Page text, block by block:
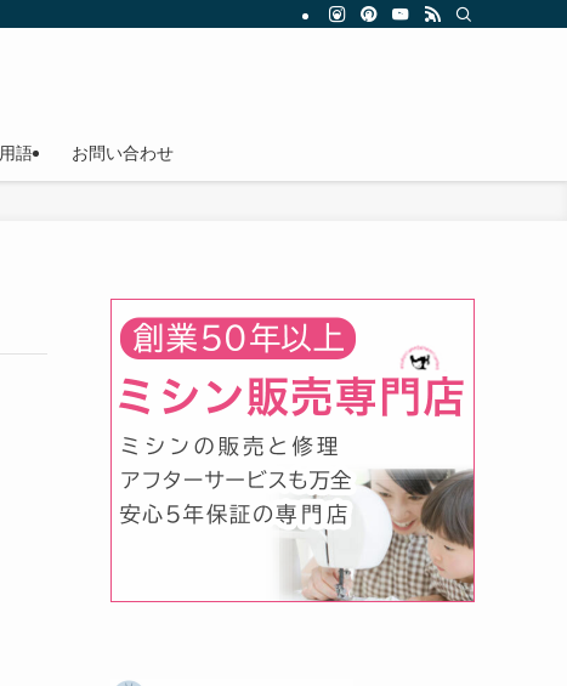
用語 お問い合わせ